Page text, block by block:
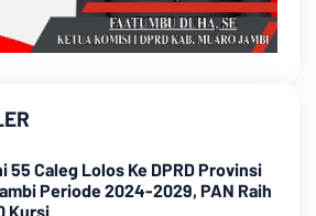
55 Caleg Lolos Ke DPRD Provinsi
Periode 2024-2029, PAN Raih
Kursi